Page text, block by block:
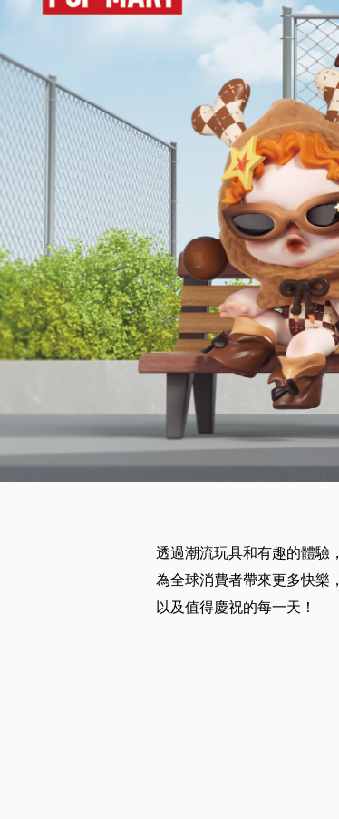
透過潮流玩具和有趣的體驗，
為全球消費者帶來更多快樂，
以及值得慶祝的每一天！